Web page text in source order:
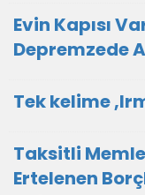
Evin Kapısı
Depremzede
Tek kelime
Taksitli
Ertelenen